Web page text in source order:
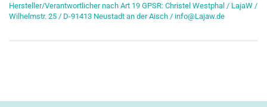
Hersteller/Verantwortlicher nach Art 19 GPSR: Christel Westphal / LajaW /
Wilhelmstr. 25 / D-91413 Neustadt an der Aisch / info@Lajaw.de